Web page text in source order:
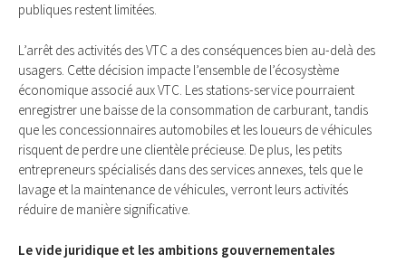
publiques restent limitées.
L’arrêt des activités des VTC a des conséquences bien au-delà des
usagers. Cette décision impacte l’ensemble de l’écosystème
économique associé aux VTC. Les stations-service pourraient
enregistrer une baisse de la consommation de carburant, tandis
que les concessionnaires automobiles et les loueurs de véhicules
risquent de perdre une clientèle précieuse. De plus, les petits
entrepreneurs spécialisés dans des services annexes, tels que le
lavage et la maintenance de véhicules, verront leurs activités
réduire de manière significative.
Le vide juridique et les ambitions gouvernementales